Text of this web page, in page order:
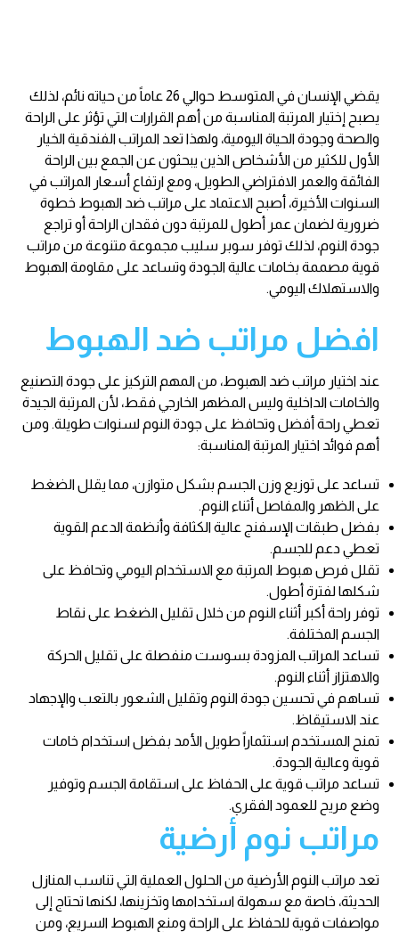
يقضي الإنسان في المتوسط حوالي 26 عاماً من حياته نائم، لذلك
يصبح إختيار المرتبة المناسبة من أهم القرارات التي تؤثر على الراحة
والصحة وجودة الحياة اليومية، ولهذا تعد المراتب الفندقية الخيار
الأول للكثير من الأشخاص الذين يبحثون عن الجمع بين الراحة
الفائقة والعمر الافتراضي الطويل، ومع ارتفاع أسعار المراتب في
السنوات الأخيرة، أصبح الاعتماد على مراتب ضد الهبوط خطوة
ضرورية لضمان عمر أطول للمرتبة دون فقدان الراحة أو تراجع
جودة النوم، لذلك توفر سوبر سليب مجموعة متنوعة من مراتب
قوية مصممة بخامات عالية الجودة وتساعد على مقاومة الهبوط
والاستهلاك اليومي.
افضل مراتب ضد الهبوط
عند اختيار مراتب ضد الهبوط، من المهم التركيز على جودة التصنيع
والخامات الداخلية وليس المظهر الخارجي فقط، لأن المرتبة الجيدة
تعطي راحة أفضل وتحافظ على جودة النوم لسنوات طويلة. ومن
أهم فوائد اختيار المرتبة المناسبة:
تساعد على توزيع وزن الجسم بشكل متوازن، مما يقلل الضغط
على الظهر والمفاصل أثناء النوم.
بفضل طبقات الإسفنج عالية الكثافة وأنظمة الدعم القوية
تعطي دعم للجسم.
تقلل فرص هبوط المرتبة مع الاستخدام اليومي وتحافظ على
شكلها لفترة أطول.
توفر راحة أكبر أثناء النوم من خلال تقليل الضغط على نقاط
الجسم المختلفة.
تساعد المراتب المزودة بسوست منفصلة على تقليل الحركة
والاهتزاز أثناء النوم.
تساهم في تحسين جودة النوم وتقليل الشعور بالتعب والإجهاد
عند الاستيقاظ.
تمنح المستخدم استثماراً طويل الأمد بفضل استخدام خامات
قوية وعالية الجودة.
تساعد مراتب قوية على الحفاظ على استقامة الجسم وتوفير
وضع مريح للعمود الفقري.
مراتب نوم أرضية
تعد مراتب النوم الأرضية من الحلول العملية التي تناسب المنازل
الحديثة، خاصة مع سهولة استخدامها وتخزينها، لكنها تحتاج إلى
مواصفات قوية للحفاظ على الراحة ومنع الهبوط السريع، ومن